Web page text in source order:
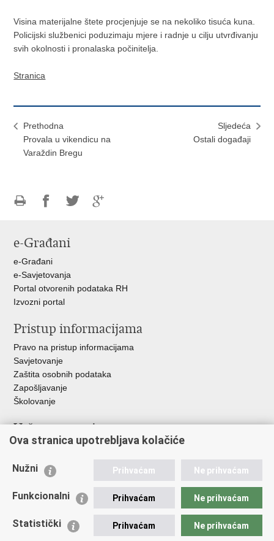
Visina materijalne štete procjenjuje se na nekoliko tisuća kuna.
Policijski službenici poduzimaju mjere i radnje u cilju utvrđivanju
svih okolnosti i pronalaska počinitelja.
Stranica
Prethodna
Provala u vikendicu na
Varaždin Bregu
Sljedeća
Ostali događaji
FacebookuTwitteru
e-Građani
e-Građani
e-Savjetovanja
Portal otvorenih podataka RH
Izvozni portal
Pristup informacijama
Pravo na pristup informacijama
Savjetovanje
Zaštita osobnih podataka
Zapošljavanje
Školovanje
Važne poveznice
Ministarstvo unutarnjih poslova
Udruge
Policijska akademija
Zaklada policijske solidarnosti
Ova stranica upotrebljava kolačiće
Nužni Prihvaćam Ne prihvaćam
Funkcionalni Prihvaćam Ne prihvaćam
Statistički Prihvaćam Ne prihvaćam